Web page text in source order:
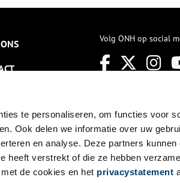
te personaliseren, om functies voor
Ook delen we informatie over uw
en analyse. Deze partners kunnen
heeft verstrekt of die ze hebben
de cookies en het privacystatement
Volg ONH op social